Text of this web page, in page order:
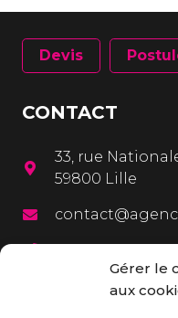
Gérer le
aux
Devis
CONTACT
33, rue
59800 Lille
03 20 12 72 65
06 67 92 99 72